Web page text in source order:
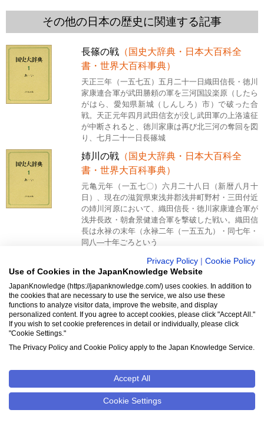
その他の日本の歴史に関連する記事
長篠の戦 （国史大辞典・日本大百科全
書・世界大百科事典）
天正三年（一五七五）五月二十一日織田信長・徳川
家康連合軍が武田勝頼の軍を三河国設楽原（したら
がはら、愛知県新城（しんしろ）市）で破った合
戦。天正元年四月武田信玄が没し武田軍の上洛遠征
が中断されると、徳川家康は再び北三河の奪回を図
り、七月二十一日長篠城
姉川の戦 （国史大辞典・日本大百科全
書・世界大百科事典）
元亀元年（一五七〇）六月二十八日（新暦八月十
日）、現在の滋賀県東浅井郡浅井町野村・三田付近
の姉川河原において、織田信長・徳川家康連合軍が
浅井長政・朝倉景健連合軍を撃破した戦い。織田信
長は永禄の末年（永禄二年（一五五九）・同七年・
同八―十年ごろという
（新版 歌舞伎事典・国史大辞典・
日本国語大辞典）
江戸時代に、歌舞伎役者や大道芸人・旅芸人などを
社会的に卑しめて呼んだ称。河原乞食ともいった。
元来、河原者とは、中世に河原に居住した人たちに
対して名づけた称である。河川沿岸地帯は、原則と
求などによって荘園を
系・日本大百科全書）
延暦十三年（七九四）に奠（さだ）められた日本の
首都。形式的に、それは明治二年（一八六九）の東
Privacy Policy
Cookie Policy
Use of Cookies in the JapanKnowledge Website
JapanKnowledge (https://japanknowledge.com/) uses cookies. In addition to
the cookies that are necessary to use the service, we also use these
functions to analyze visitor data, improve the website, and display
personalized content. If you agree to accept cookies, please click "Accept All."
If you wish to set cookie preferences in detail or individually, please click
"Cookie Settings."
The Privacy Policy and Cookie Policy apply to the Japan Knowledge Service.
Accept All
Cookie Settings